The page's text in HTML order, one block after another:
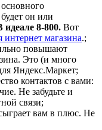
он или
идеале 8-800. Вот
магазина.;
повышают
Это (и много
Яндекс.Маркет;
контактов с вами:
Не забудьте и
связи;
вам в плюс. Не